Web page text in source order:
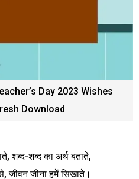
Day 2023 Wishes
Download
शब्द-शब्द का अर्थ बताते,
जीवन जीना हमें सिखाते।